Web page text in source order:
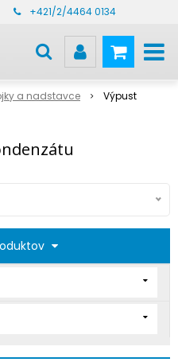
+421/2/4464 0134
a nadstavce
Výpust